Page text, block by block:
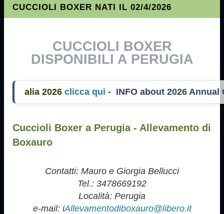
CUCCIOLI BOXER NATI IL 02/4/2026
CUCCIOLI BOXER
DISPONIBILI A PERUGIA
ia 2026 clicca qui- INFO about 2026 Annual
Cuccioli Boxer a Perugia - Allevamento di
Boxauro
Contatti: Mauro e Giorgia Bellucci
Tel.: 3478669192
Località: Perugia
e-mail: iAllevamentodiboxauro@libero.it